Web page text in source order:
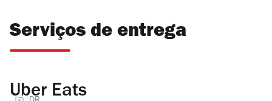
Serviços de entrega
Uber Eats